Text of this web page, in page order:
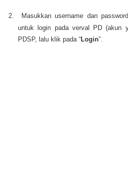
2.
Masukkan username dan
untuk login pada verval PD (akun
PDSP, lalu klik pada “Login”.